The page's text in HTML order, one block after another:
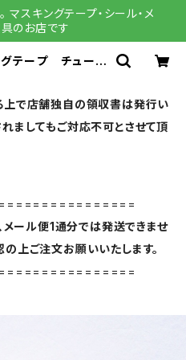
マスキングテープ・シール・メ
のお店です
テープ チューリ
上で店舗独自の領収書は発行い
ましてもご対応不可とさせて頂
ール便1通分では発送できませ
上ご注文お願いいたします。